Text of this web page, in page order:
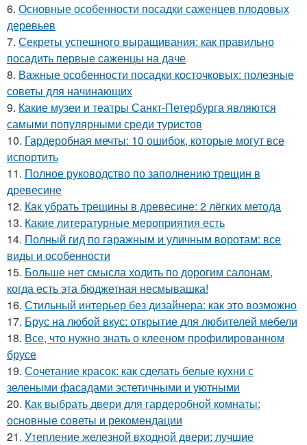
6. Основные особенности посадки саженцев плодовых
деревьев
7. Секреты успешного выращивания: как правильно
посадить первые саженцы на даче
8. Важные особенности посадки косточковых: полезные
советы для начинающих
9. Какие музеи и театры Санкт-Петербурга являются
самыми популярными среди туристов
10. Гардеробная мечты: 10 ошибок, которые могут все
испортить
11. Полное руководство по заполнению трещин в
древесине
12. Как убрать трещины в древесине: 2 лёгких метода
13. Какие литературные мероприятия есть
14. Полный гид по гаражным и уличным воротам: все
виды и особенности
15. Больше нет смысла ходить по дорогим салонам,
когда есть эта бюджетная несмывашка!
16. Стильный интерьер без дизайнера: как это возможно
17. Брус на любой вкус: открытие для любителей мебели
18. Все, что нужно знать о клееном профилированном
брусе
19. Сочетание красок: как сделать белые кухни с
зелеными фасадами эстетичными и уютными
20. Как выбрать двери для гардеробной комнаты:
основные советы и рекомендации
21. Утепление железной входной двери: лучшие